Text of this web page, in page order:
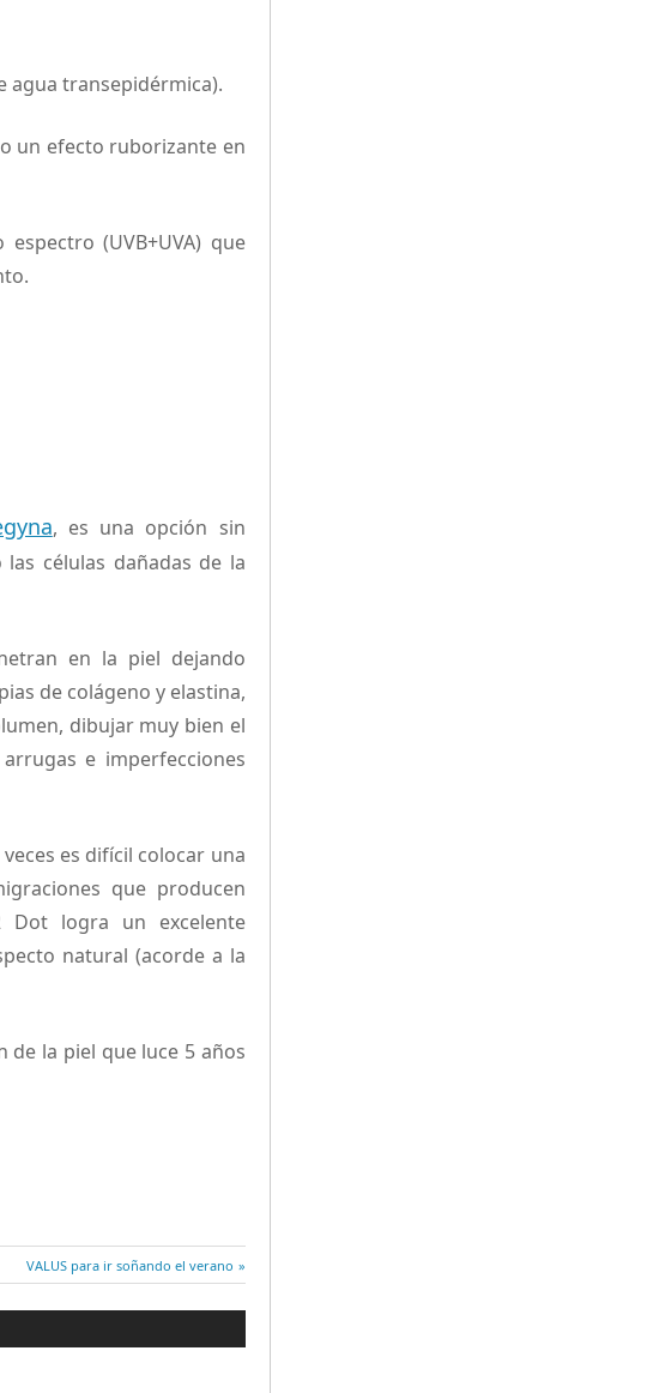
agua transepidérmica).
un efecto ruborizante en
(UVB+UVA) que
, es una opción sin
células dañadas de la
en la piel dejando
de colágeno y elastina,
dibujar muy bien el
e imperfecciones
es difícil colocar una
que producen
Dot logra un excelente
natural (acorde a la
de la piel que luce 5 años
Entrada
siguiente:
VALUS para ir soñando el verano